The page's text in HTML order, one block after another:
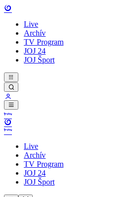
Live
Archív
TV Program
JOJ 24
JOJ Šport
Live
Archív
TV Program
JOJ 24
JOJ Šport